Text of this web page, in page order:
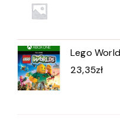
Lego
23,35zł